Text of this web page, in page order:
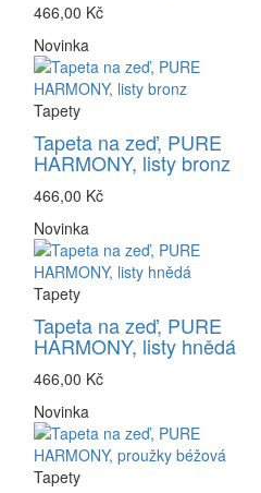
466,00 Kč
Novinka
Tapety
Tapeta na zeď, PURE
HARMONY, listy bronz
466,00 Kč
Novinka
Tapety
Tapeta na zeď, PURE
HARMONY, listy hnědá
466,00 Kč
Novinka
Tapety